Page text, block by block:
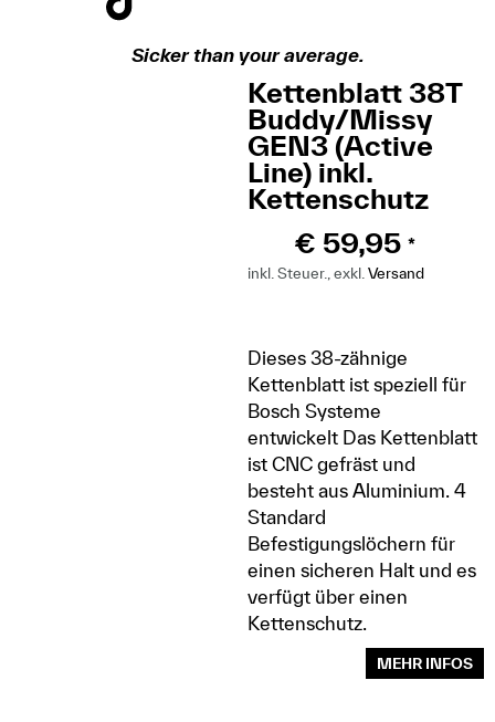
Sicker than your average.
Kettenblatt 38T
Buddy/Missy
GEN3 (Active
Line) inkl.
Kettenschutz
€ 59,95 *
inkl. Steuer., exkl. Versand
Dieses 38-zähnige
Kettenblatt ist speziell für
Bosch Systeme
entwickelt Das Kettenblatt
ist CNC gefräst und
besteht aus Aluminium. 4
Standard
Befestigungslöchern für
einen sicheren Halt und es
verfügt über einen
Kettenschutz.
MEHR INFOS